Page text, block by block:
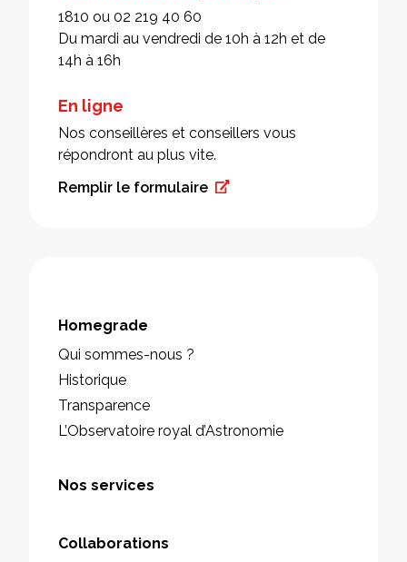
1810 ou 02 219 40 60
Du mardi au vendredi de 10h à 12h et de
14h à 16h
En ligne
Nos conseillères et conseillers vous
répondront au plus vite.
Remplir le formulaire
Homegrade
Qui sommes-nous ?
Historique
Transparence
L’Observatoire royal d’Astronomie
Nos services
Collaborations